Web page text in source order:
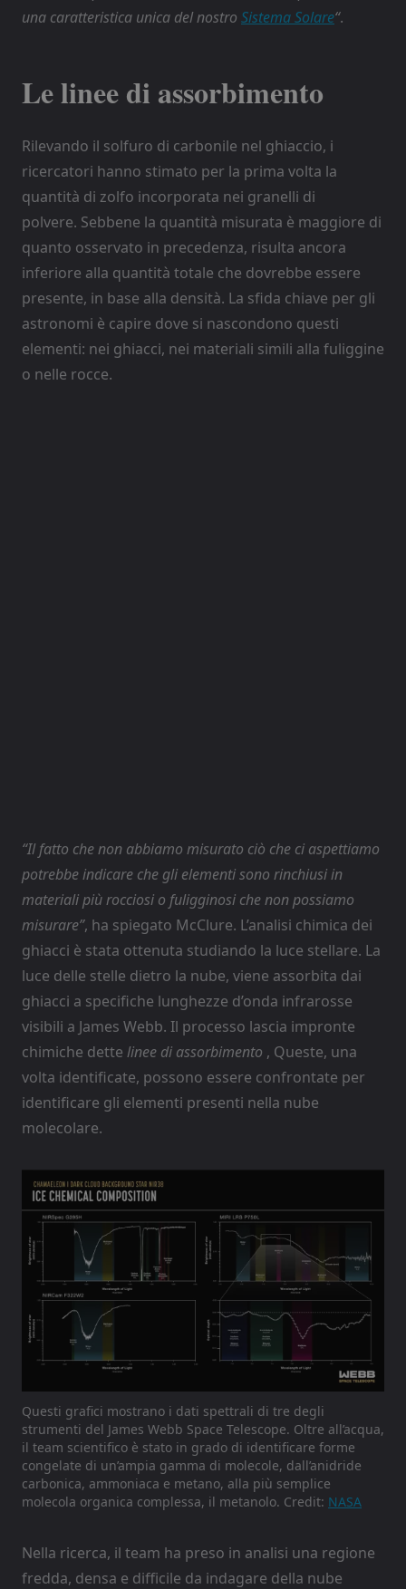
una caratteristica unica del nostro Sistema Solare“.
Le linee di assorbimento
Rilevando il solfuro di carbonile nel ghiaccio, i
ricercatori hanno stimato per la prima volta la
quantità di zolfo incorporata nei granelli di
polvere. Sebbene la quantità misurata è maggiore di
quanto osservato in precedenza, risulta ancora
inferiore alla quantità totale che dovrebbe essere
presente, in base alla densità. La sfida chiave per gli
astronomi è capire dove si nascondono questi
elementi: nei ghiacci, nei materiali simili alla fuliggine
o nelle rocce.
“Il fatto che non abbiamo misurato ciò che ci aspettiamo
potrebbe indicare che gli elementi sono rinchiusi in
materiali più rocciosi o fuligginosi che non possiamo
misurare”, ha spiegato McClure. L’analisi chimica dei
ghiacci è stata ottenuta studiando la luce stellare. La
luce delle stelle dietro la nube, viene assorbita dai
ghiacci a specifiche lunghezze d’onda infrarosse
visibili a James Webb. Il processo lascia impronte
chimiche dette linee di assorbimento , Queste, una
volta identificate, possono essere confrontate per
identificare gli elementi presenti nella nube
molecolare.
Questi grafici mostrano i dati spettrali di tre degli
strumenti del James Webb Space Telescope. Oltre all’acqua,
il team scientifico è stato in grado di identificare forme
congelate di un’ampia gamma di molecole, dall’anidride
carbonica, ammoniaca e metano, alla più semplice
molecola organica complessa, il metanolo. Credit: NASA
Nella ricerca, il team ha preso in analisi una regione
fredda, densa e difficile da indagare della nube